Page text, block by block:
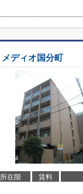
メディオ国分町
所在階 賃料